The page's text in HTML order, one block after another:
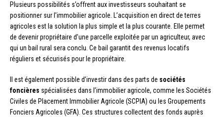
Plusieurs possibilités s’offrent aux investisseurs souhaitant se
positionner sur l’immobilier agricole. L’acquisition en direct de terres
agricoles est la solution la plus simple et la plus courante. Elle permet
de devenir propriétaire d’une parcelle exploitée par un agriculteur, avec
qui un bail rural sera conclu. Ce bail garantit des revenus locatifs
réguliers et sécurisés pour le propriétaire.
Il est également possible d’investir dans des parts de sociétés
foncières spécialisées dans l’immobilier agricole, comme les Sociétés
Civiles de Placement Immobilier Agricole (SCPIA) ou les Groupements
Fonciers Agricoles (GFA). Ces structures collectent des fonds auprès